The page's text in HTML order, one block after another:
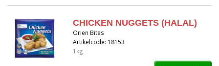
CHICKEN NUGGETS (HALAL)
Orien Bites
Artikelcode: 18153
1kg